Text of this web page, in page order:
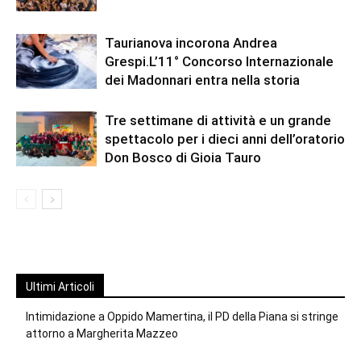
Taurianova incorona Andrea
Grespi.L’11° Concorso Internazionale
dei Madonnari entra nella storia
Tre settimane di attività e un grande
spettacolo per i dieci anni dell’oratorio
Don Bosco di Gioia Tauro
Ultimi Articoli
Intimidazione a Oppido Mamertina, il PD della Piana si stringe
attorno a Margherita Mazzeo